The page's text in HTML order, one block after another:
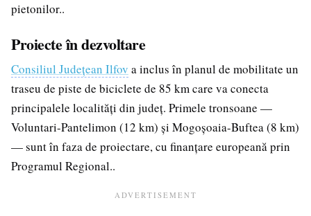
pietonilor..
Proiecte în dezvoltare
Consiliul Județean Ilfov a inclus în planul de mobilitate un
traseu de piste de biciclete de 85 km care va conecta
principalele localități din județ. Primele tronsoane —
Voluntari-Pantelimon (12 km) și Mogoșoaia-Buftea (8 km)
— sunt în faza de proiectare, cu finanțare europeană prin
Programul Regional..